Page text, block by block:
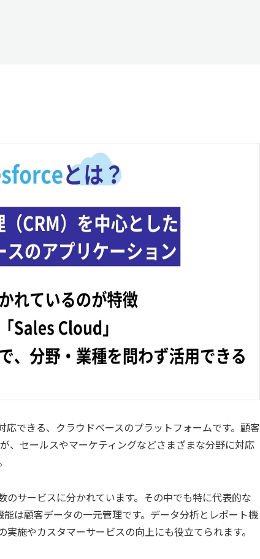
できる、クラウドベースのプラットフォームです。顧客
、セールスやマーケティングなどさまざまな分野に対応
サービスに分かれています。その中でも特に代表的な
能は顧客データの一元管理です。データ分析とレポート機
施やカスタマーサービスの向上にも役立てられます。